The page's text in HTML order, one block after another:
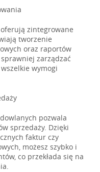
zintegrowane
tworzenie
oraz raportów
zarządzać
wymogi
pozwala
sprzedaży. Dzięki
faktur czy
możesz szybko i
co przekłada się na